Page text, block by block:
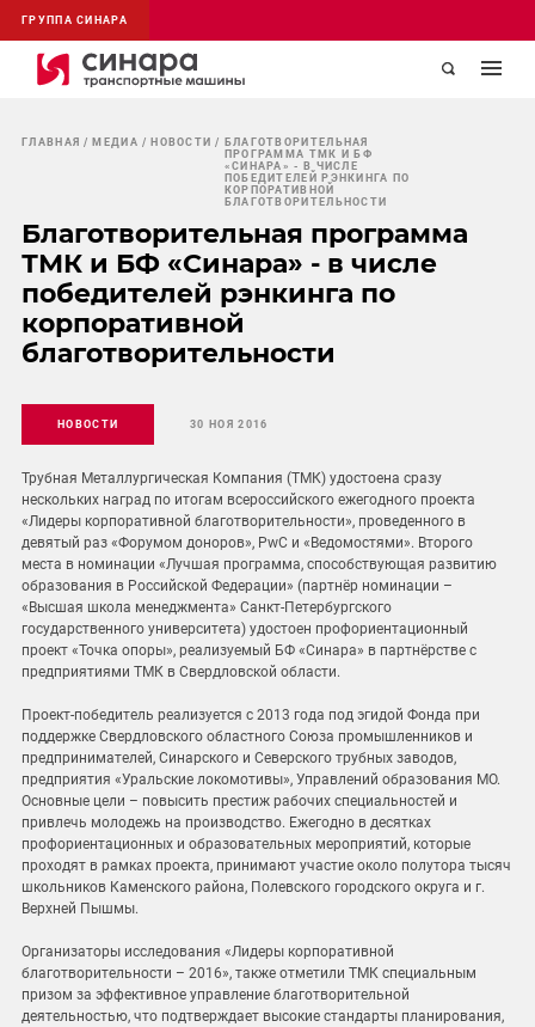
ГРУППА СИНАРА
ГЛАВНАЯ МЕДИА НОВОСТИ
БЛАГОТВОРИТЕЛЬНАЯ
ПРОГРАММА ТМК И БФ
«СИНАРА» - В ЧИСЛЕ
ПОБЕДИТЕЛЕЙ РЭНКИНГА ПО
КОРПОРАТИВНОЙ
БЛАГОТВОРИТЕЛЬНОСТИ
Благотворительная программа
ТМК и БФ «Синара» - в числе
победителей рэнкинга по
корпоративной
благотворительности
НОВОСТИ 30 НОЯ 2016
Трубная Металлургическая Компания (ТМК) удостоена сразу
нескольких наград по итогам всероссийского ежегодного проекта
«Лидеры корпоративной благотворительности», проведенного в
девятый раз «Форумом доноров», PwC и «Ведомостями». Второго
места в номинации «Лучшая программа, способствующая развитию
образования в Российской Федерации» (партнёр номинации –
«Высшая школа менеджмента» Санкт-Петербургского
государственного университета) удостоен профориентационный
проект «Точка опоры», реализуемый БФ «Синара» в партнёрстве с
предприятиями ТМК в Свердловской области.
Проект-победитель реализуется с 2013 года под эгидой Фонда при
поддержке Свердловского областного Союза промышленников и
предпринимателей, Синарского и Северского трубных заводов,
предприятия «Уральские локомотивы», Управлений образования МО.
Основные цели – повысить престиж рабочих специальностей и
привлечь молодежь на производство. Ежегодно в десятках
профориентационных и образовательных мероприятий, которые
проходят в рамках проекта, принимают участие около полутора тысяч
школьников Каменского района, Полевского городского округа и г.
Верхней Пышмы.
Организаторы исследования «Лидеры корпоративной
благотворительности – 2016», также отметили ТМК специальным
призом за эффективное управление благотворительной
деятельностью, что подтверждает высокие стандарты планирования,